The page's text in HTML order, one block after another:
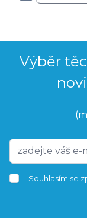
Výběr
Souhlasím se